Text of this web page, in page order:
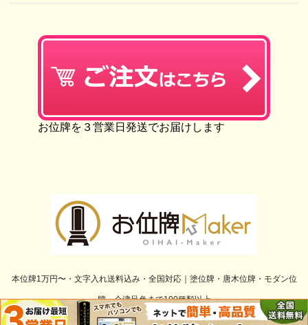
お位牌を３営業日発送でお届けします
本位牌1万円〜・文字入れ送料込み・全国対応｜塗位牌・唐木位牌・モダン位
牌・会津呂色まで100種類以上